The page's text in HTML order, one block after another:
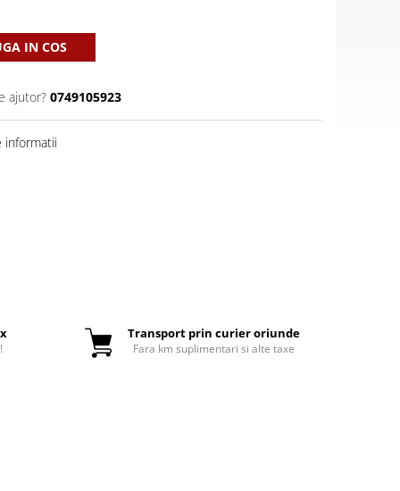
IN COS
ajutor? 0749105923
informatii
Transport prin curier oriunde
Fara km suplimentari si alte taxe